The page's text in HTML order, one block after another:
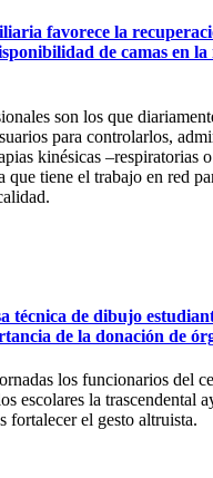
favorece la
de camas en la
son los que
para controlarlos,
kinésicas –respiratorias
que tiene el trabajo en red
técnica de dibujo
de la donación de
los funcionarios del
escolares la trascendental
fortalecer el gesto altruista.